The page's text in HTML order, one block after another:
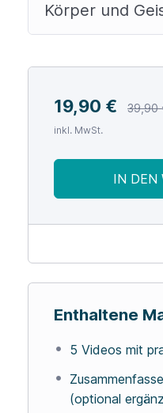
Körper und
19,90 € 39,90
inkl. MwSt.
IN DEN
Enthaltene
5 Videos mit
(optional